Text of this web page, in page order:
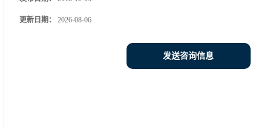
更新日期： 2026-08-06
发送咨询信息